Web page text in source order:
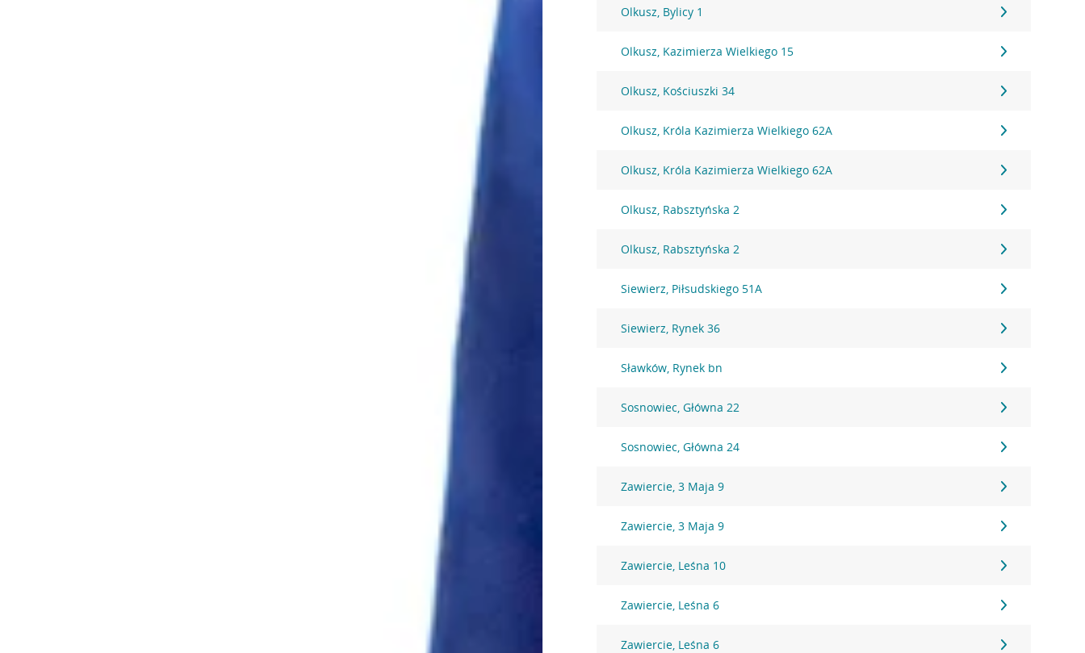
Olkusz, Bylicy 1
Olkusz, Kazimierza Wielkiego 15
Olkusz, Kościuszki 34
Olkusz, Króla Kazimierza Wielkiego 62A
Olkusz, Króla Kazimierza Wielkiego 62A
Olkusz, Rabsztyńska 2
Olkusz, Rabsztyńska 2
Siewierz, Piłsudskiego 51A
Siewierz, Rynek 36
Sławków, Rynek bn
Sosnowiec, Główna 22
Sosnowiec, Główna 24
Zawiercie, 3 Maja 9
Zawiercie, 3 Maja 9
Zawiercie, Leśna 10
Zawiercie, Leśna 6
Zawiercie, Leśna 6